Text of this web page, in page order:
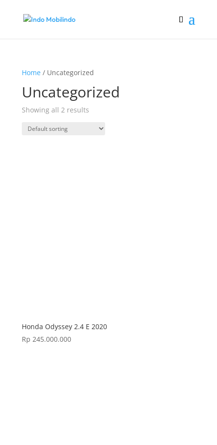
Home/ Uncategorized
Uncategorized
Showing all 2 results
Honda Odyssey 2.4 E 2020
Rp 245.000.000